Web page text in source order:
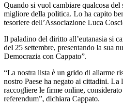
Quando si vuol cambiare qualcosa del
migliore della politica. Lo ha capito
tesoriere dell’Associazione Luca
Il paladino del diritto all’eutanasia si
del 25 settembre, presentando la sua
Democrazia con Cappato”.
“La nostra lista è un grido di allarme
nostro Paese ha negato ai cittadini. La
raccogliere le firme online,
referendum”, dichiara Cappato.